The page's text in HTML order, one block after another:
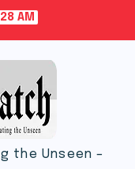
AM
the Unseen –